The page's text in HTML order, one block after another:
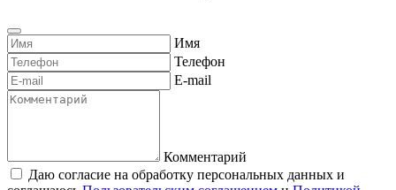
Имя
Телефон
E-mail
Комментарий
Даю согласие на обработку персональных данных и